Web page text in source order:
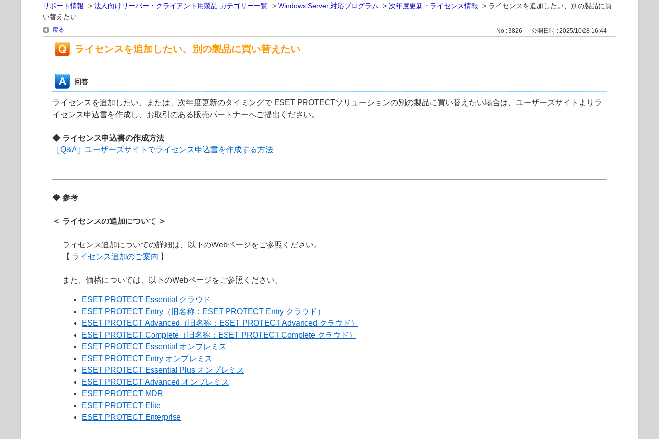
サポート情報 > 法人向けサーバー・クライアント用製品 カテゴリー一覧 > Windows Server 対応プログラム > 次年度更新・ライセンス情報 > ライセンスを追加したい、別の製品に買
い替えたい
戻る No : 3826 公開日時 : 2025/10/28 16:44
ライセンスを追加したい、別の製品に買い替えたい
回答
ライセンスを追加したい、または、次年度更新のタイミングで ESET PROTECTソリューションの別の製品に買い替えたい場合は、ユーザーズサイトよりラ
イセンス申込書を作成し、お取引のある販売パートナーへご提出ください。
◆ ライセンス申込書の作成方法
［Q&A］ユーザーズサイトでライセンス申込書を作成する方法
◆ 参考
＜ ライセンスの追加について ＞
ライセンス追加についての詳細は、以下のWebページをご参照ください。
【 ライセンス追加のご案内 】
また、価格については、以下のWebページをご参照ください。
ESET PROTECT Essential クラウド
ESET PROTECT Entry（旧名称：ESET PROTECT Entry クラウド）
ESET PROTECT Advanced（旧名称：ESET PROTECT Advanced クラウド）
ESET PROTECT Complete（旧名称：ESET PROTECT Complete クラウド）
ESET PROTECT Essential オンプレミス
ESET PROTECT Entry オンプレミス
ESET PROTECT Essential Plus オンプレミス
ESET PROTECT Advanced オンプレミス
ESET PROTECT MDR
ESET PROTECT Elite
ESET PROTECT Enterprise